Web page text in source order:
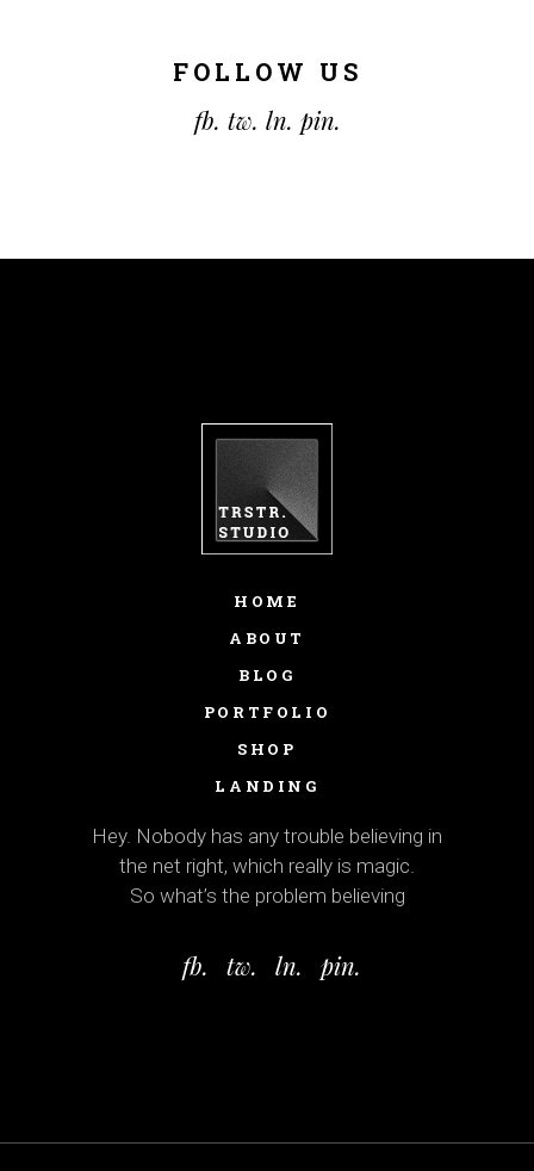
FOLLOW US
fb. tw. ln. pin.
HOME
ABOUT
BLOG
PORTFOLIO
SHOP
LANDING
Hey. Nobody has any trouble believing in
the net right, which really is magic.
So what’s the problem believing
fb. tw. ln. pin.